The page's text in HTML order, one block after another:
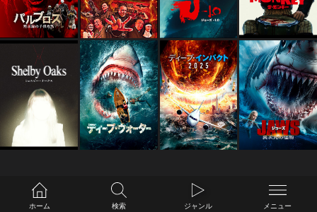
ホーム 検索 ジャンル メニュー